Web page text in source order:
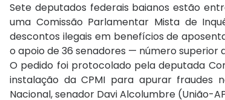
Sete deputados federais baianos estão
uma Comissão Parlamentar Mista de
descontos ilegais em benefícios de
o apoio de 36 senadores — número superior
O pedido foi protocolado pela deputada
instalação da CPMI para apurar fraudes
Nacional, senador Davi Alcolumbre (União-